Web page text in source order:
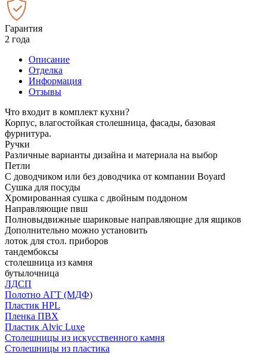
Гарантия
2 года
Описание
Отделка
Информация
Отзывы
Что входит в комплект кухни?
Корпус, влагостойкая столешница, фасады, базовая
фурнитура.
Ручки
Различные варианты дизайна и материала на выбор
Петли
С доводчиком или без доводчика от компании Boyard
Сушка для посуды
Хромированная сушка с двойным поддоном
Направляющие пвш
Полновыдвижные шариковые направляющие для ящиков
Дополнительно можно установить
лоток для стол. приборов
тандембоксы
столешница из камня
бутылочница
ЛДСП
Полотно АГТ (МДФ)
Пластик HPL
Пленка ПВХ
Пластик Alvic Luxe
Столешницы из искусственного камня
Столешницы из пластика